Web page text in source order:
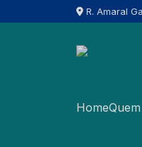
R. Amaral
Home